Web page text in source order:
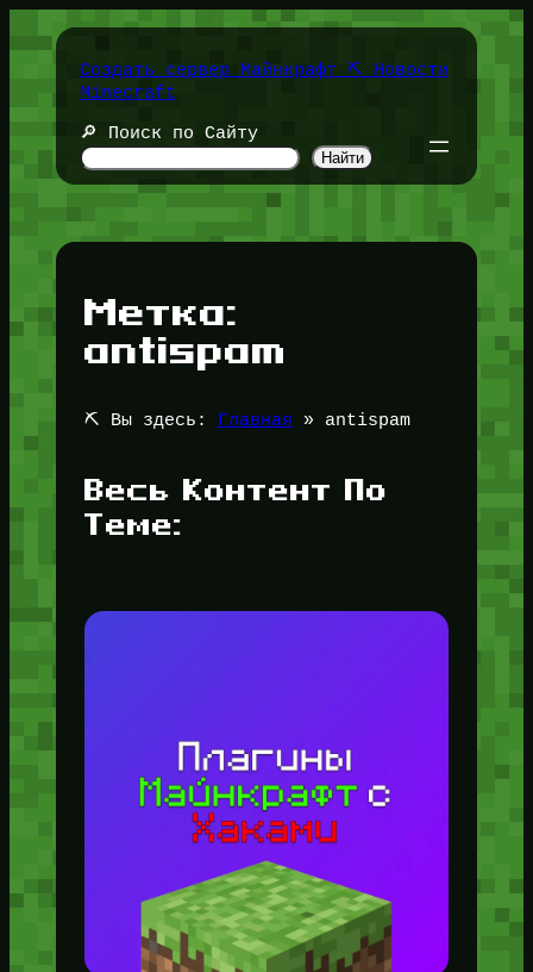
содержимомуСоздать сервер Майнкрафт ⛏️ Новости
Minecraft
🔎 Поиск по Сайту
Найти
Метка:
antispam
⛏️ Вы здесь: Главная » antispam
Весь Контент По
Теме: